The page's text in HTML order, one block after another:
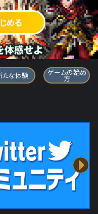
める
ヒーローズ
たな体験 ゲームの始め
方